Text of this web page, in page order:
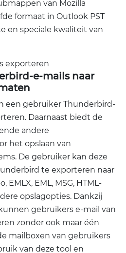
van Mozilla
formaat in Outlook PST
en speciale kwaliteit van
e-mails naar
een gebruiker Thunderbird-
Daarnaast biedt de
andere
het opslaan van
De gebruiker kan deze
te exporteren naar
EMLX, EML, MSG, HTML-
opslagopties. Dankzij
gebruikers e-mail van
zonder ook maar één
mailboxen van gebruikers
van deze tool en